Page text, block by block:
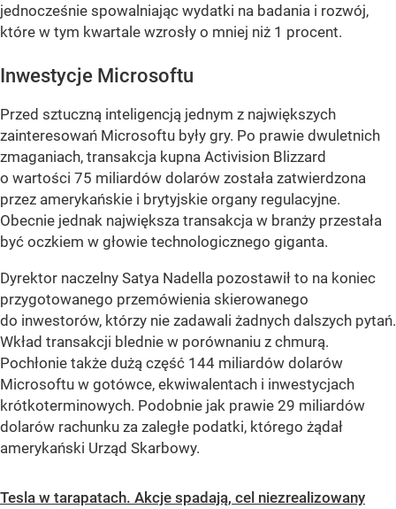
jednocześnie spowalniając wydatki na badania i rozwój,
które w tym kwartale wzrosły o mniej niż 1 procent.
Inwestycje Microsoftu
Przed sztuczną inteligencją jednym z największych
zainteresowań Microsoftu były gry. Po prawie dwuletnich
zmaganiach, transakcja kupna Activision Blizzard
o wartości 75 miliardów dolarów została zatwierdzona
przez amerykańskie i brytyjskie organy regulacyjne.
Obecnie jednak największa transakcja w branży przestała
być oczkiem w głowie technologicznego giganta.
Dyrektor naczelny Satya Nadella pozostawił to na koniec
przygotowanego przemówienia skierowanego
do inwestorów, którzy nie zadawali żadnych dalszych pytań.
Wkład transakcji blednie w porównaniu z chmurą.
Pochłonie także dużą część 144 miliardów dolarów
Microsoftu w gotówce, ekwiwalentach i inwestycjach
krótkoterminowych. Podobnie jak prawie 29 miliardów
dolarów rachunku za zaległe podatki, którego żądał
amerykański Urząd Skarbowy.
Tesla w tarapatach. Akcje spadają, cel niezrealizowany